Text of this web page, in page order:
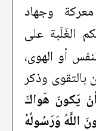
وجهاد
الغَلَبة على
أو الهوى،
بالتقوى وذكر
يَكونَ هَواكَ
اللَّهُ وَرَسُولُهُ